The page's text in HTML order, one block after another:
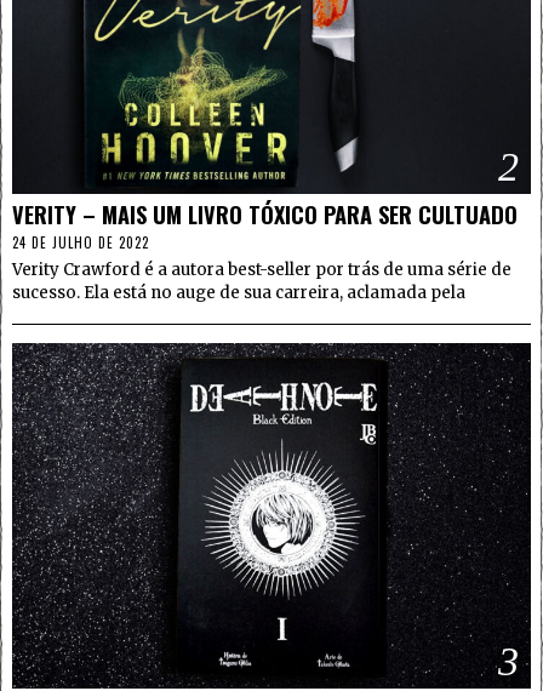
2
VERITY – MAIS UM LIVRO TÓXICO PARA SER CULTUADO
24 DE JULHO DE 2022
Verity Crawford é a autora best-seller por trás de uma série de
sucesso. Ela está no auge de sua carreira, aclamada pela
3